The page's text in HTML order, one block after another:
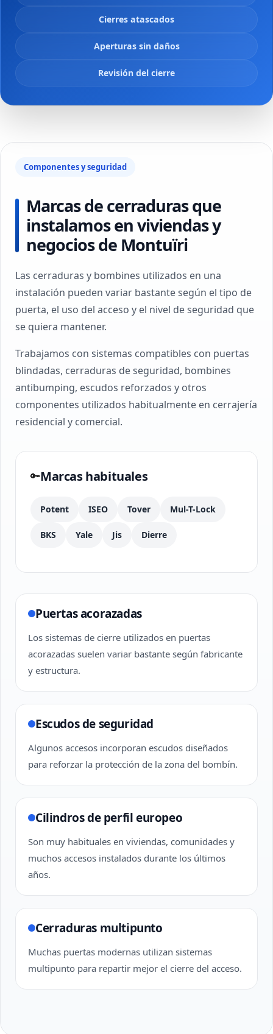
Cierres atascados
Aperturas sin daños
Revisión del cierre
Componentes y seguridad
Marcas de cerraduras que
instalamos en viviendas y
negocios de Montuïri
Las cerraduras y bombines utilizados en una
instalación pueden variar bastante según el tipo de
puerta, el uso del acceso y el nivel de seguridad que
se quiera mantener.
Trabajamos con sistemas compatibles con puertas
blindadas, cerraduras de seguridad, bombines
antibumping, escudos reforzados y otros
componentes utilizados habitualmente en cerrajería
residencial y comercial.
🔑Marcas habituales
Potent ISEO Tover Mul-T-Lock
BKS Yale Jis Dierre
Puertas acorazadas
Los sistemas de cierre utilizados en puertas
acorazadas suelen variar bastante según fabricante
y estructura.
Escudos de seguridad
Algunos accesos incorporan escudos diseñados
para reforzar la protección de la zona del bombín.
Cilindros de perfil europeo
Son muy habituales en viviendas, comunidades y
muchos accesos instalados durante los últimos
años.
Cerraduras multipunto
Muchas puertas modernas utilizan sistemas
multipunto para repartir mejor el cierre del acceso.